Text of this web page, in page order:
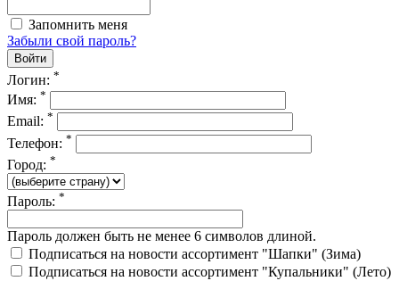
Запомнить меня
Забыли свой пароль?
Логин: *
Имя: *
Email: *
Телефон: *
Город: *
Пароль: *
Пароль должен быть не менее 6 символов длиной.
Подписаться на новости ассортимент "Шапки" (Зима)
Подписаться на новости ассортимент "Купальники" (Лето)